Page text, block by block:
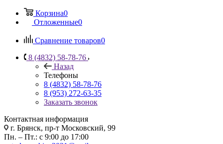
Корзина0
Отложенные0
Сравнение товаров0
8 (4832) 58-78-76
Назад
Телефоны
8 (4832) 58-78-76
8 (953) 272-63-35
Заказать звонок
Контактная информация
г. Брянск, пр-т Московский, 99
Пн. – Пт.: с 9:00 до 17:00